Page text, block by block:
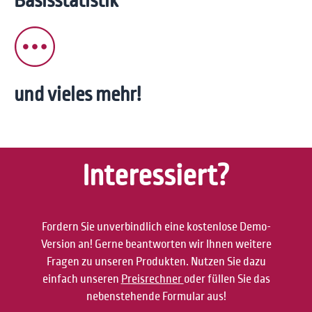
und vieles mehr!
Interessiert?
Fordern Sie unverbindlich eine kostenlose Demo-
Version an! Gerne beantworten wir Ihnen weitere
Fragen zu unseren Produkten. Nutzen Sie dazu
einfach unseren Preisrechner oder füllen Sie das
nebenstehende Formular aus!